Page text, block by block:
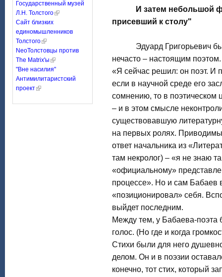
Государственный музей
Л.Н. Толстого
Сайт близких
единомышленников
Толстого
NeoТолстовцы против
The Matrix'ы
"Вне насилия"
Антимилитаристский
проект
И затем небольшой
присевший к столу"
Эдуард Григорьевич был
нечасто – настоящим
«Я сейчас решил: он поэт. И
если в научной среде его
сомнению, то в поэтическом
– и в этом смысле
существовавшую
на первых ролях.
ответ начальника из
там некролог) – «я не знаю
«официальному»
процессе». Но и сам Бабаев
«позиционировал» себя.
выйдет последним.
Между тем, у Бабаева-поэта
голос. (Но где и когда
Стихи были для него
делом. Он и в поэзии
конечно, тот стих, который